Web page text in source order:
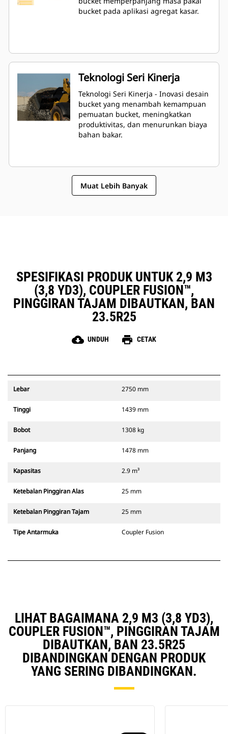
bucket pada aplikasi agregat kasar.
Teknologi Seri Kinerja
Teknologi Seri Kinerja - Inovasi desain
bucket yang menambah kemampuan
pemuatan bucket, meningkatkan
produktivitas, dan menurunkan biaya
bahan bakar.
Muat Lebih Banyak
SPESIFIKASI PRODUK UNTUK 2,9 M3
(3,8 YD3), COUPLER FUSION™,
PINGGIRAN TAJAM DIBAUTKAN, BAN
23.5R25
cloud_download UNDUH print CETAK
Lebar 2750 mm
Tinggi 1439 mm
Bobot 1308 kg
Panjang 1478 mm
Kapasitas 2.9 m³
Ketebalan Pinggiran Alas 25 mm
Ketebalan Pinggiran Tajam 25 mm
Tipe Antarmuka Coupler Fusion
LIHAT BAGAIMANA 2,9 M3 (3,8 YD3),
COUPLER FUSION™, PINGGIRAN TAJAM
DIBAUTKAN, BAN 23.5R25
DIBANDINGKAN DENGAN PRODUK
YANG SERING DIBANDINGKAN.